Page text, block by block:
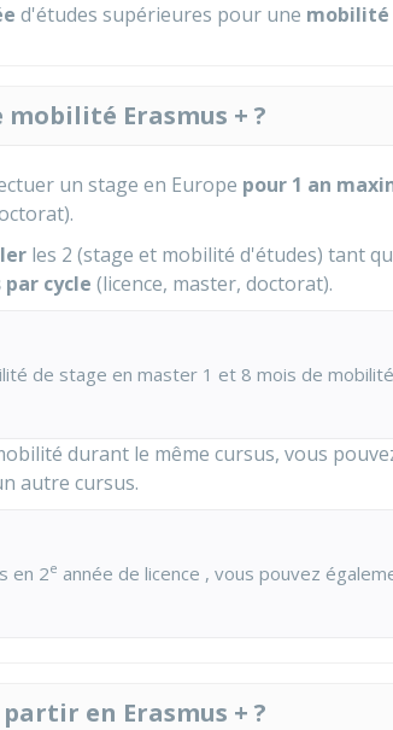
d'études supérieures pour une mobilité
Erasmus + ?
un stage en Europe pour 1 an
les 2 (stage et mobilité d'études) tant
par cycle (licence, master, doctorat).
de stage en master 1 et 8 mois de
durant le même cursus, vous
autre cursus.
en 2e année de licence , vous pouvez
en Erasmus + ?